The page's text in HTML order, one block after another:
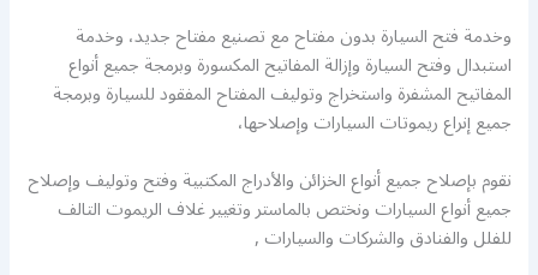
وخدمة فتح السيارة بدون مفتاح مع تصنيع مفتاح جديد، وخدمة
استبدال وفتح السيارة وإزالة المفاتيح المكسورة وبرمجة جميع أنواع
المفاتيح المشفرة واستخراج وتوليف المفتاح المفقود للسيارة وبرمجة
جميع إنراع ريموتات السيارات وإصلاحها،
نقوم بإصلاح جميع أنواع الخزائن والأدراج المكتبية وفتح وتوليف وإصلاح
جميع أنواع السيارات ونختص بالماستر وتغيير غلاف الريموت التالف
للفلل والفنادق والشركات والسيارات ,